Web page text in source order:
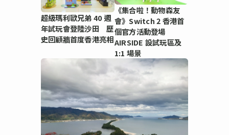
超級瑪利歐兄弟 40 週
年試玩會登陸沙田 歷
史回顧牆首度香港亮相
《集合啦！動物森友
會》Switch 2 香港首
個官方活動登場
AIRSIDE 設試玩區及
1:1 場景